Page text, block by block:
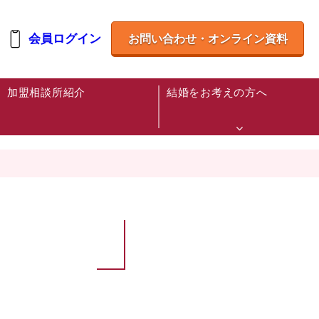
会員ログイン お問い合わせ・オンライン資料
加盟相談所紹介 結婚をお考えの方へ